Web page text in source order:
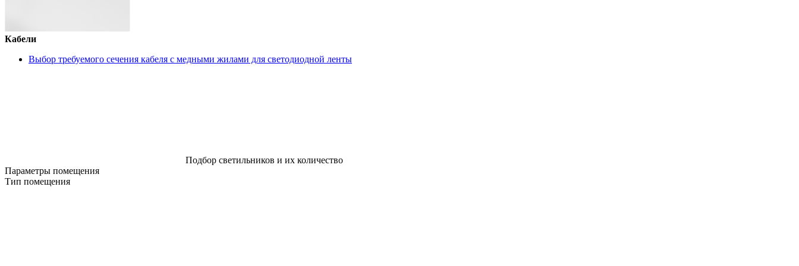
Кабели
Выбор требуемого сечения кабеля с медными жилами для светодиодной ленты
Подбор светильников и их количество
Параметры помещения
Тип помещения